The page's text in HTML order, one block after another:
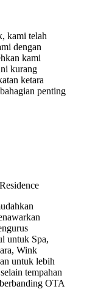
kami telah
dengan
kami
kurang
ketara
penting
untuk Spa,
Wink
untuk lebih
tempahan
OTA